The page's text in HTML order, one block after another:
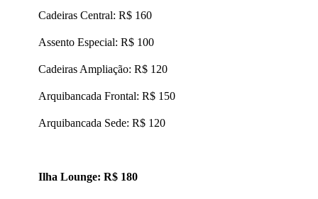
Cadeiras Central: R$ 160
Assento Especial: R$ 100
Cadeiras Ampliação: R$ 120
Arquibancada Frontal: R$ 150
Arquibancada Sede: R$ 120
Ilha Lounge: R$ 180